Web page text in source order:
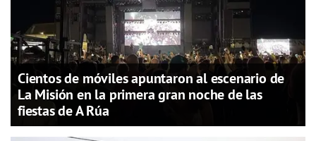
Cientos de móviles apuntaron al escenario de
La Misión en la primera gran noche de las
fiestas de A Rúa